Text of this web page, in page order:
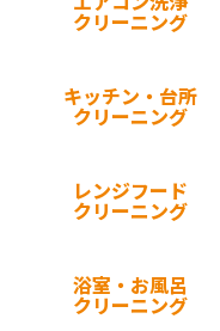
クリーニング
キッチン・台所
クリーニング
レンジフード
クリーニング
浴室・お風呂
クリーニング